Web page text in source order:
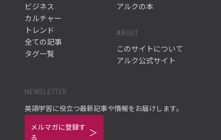
ビジネス
カルチャー
トレンド
全ての記事
タグ一覧
アルクの本
ABOUT
このサイトについて
アルク公式サイト
NEWSLETTER
英語学習に役立つ最新記事や情報をお届けします。
メルマガに登録す
る